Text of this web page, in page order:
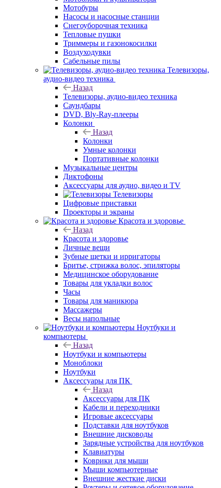
Мотобуры
Насосы и насосные станции
Снегоуборочная техника
Тепловые пушки
Триммеры и газонокосилки
Воздуходувки
Сабельные пилы
Телевизоры,
аудио-видео техника
Назад
Телевизоры, аудио-видео техника
Саундбары
DVD, Bly-Ray-плееры
Колонки
Назад
Колонки
Умные колонки
Портативные колонки
Музыкальные центры
Диктофоны
Аксессуары для аудио, видео и TV
Телевизоры
Цифровые приставки
Проекторы и экраны
Красота и здоровье
Назад
Красота и здоровье
Личные вещи
Зубные щетки и ирригаторы
Бритье, стрижка волос, эпиляторы
Медицинское оборудование
Товары для укладки волос
Часы
Товары для маникюра
Массажеры
Весы напольные
Ноутбуки и
компьютеры
Назад
Ноутбуки и компьютеры
Моноблоки
Ноутбуки
Аксессуары для ПК
Назад
Аксессуары для ПК
Кабели и переходники
Игровые аксессуары
Подставки для ноутбуков
Внешние дисководы
Зарядные устройства для ноутбуков
Клавиатуры
Коврики для мыши
Мыши компьютерные
Внешние жесткие диски